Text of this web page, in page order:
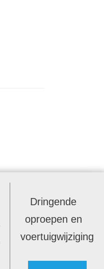
beter!
functionele,
Dringende
oproepen en
voertuigwijziging